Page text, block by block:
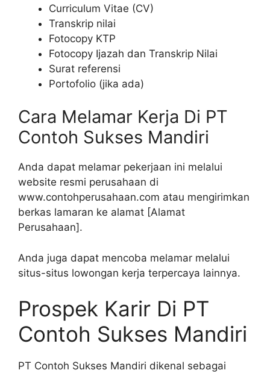
Curriculum Vitae (CV)
Transkrip nilai
Fotocopy KTP
Fotocopy Ijazah dan Transkrip Nilai
Surat referensi
Portofolio (jika ada)
Cara Melamar Kerja Di PT
Contoh Sukses Mandiri
Anda dapat melamar pekerjaan ini melalui
website resmi perusahaan di
www.contohperusahaan.com atau mengirimkan
berkas lamaran ke alamat [Alamat
Perusahaan].
Anda juga dapat mencoba melamar melalui
situs-situs lowongan kerja terpercaya lainnya.
Prospek Karir Di PT
Contoh Sukses Mandiri
PT Contoh Sukses Mandiri dikenal sebagai